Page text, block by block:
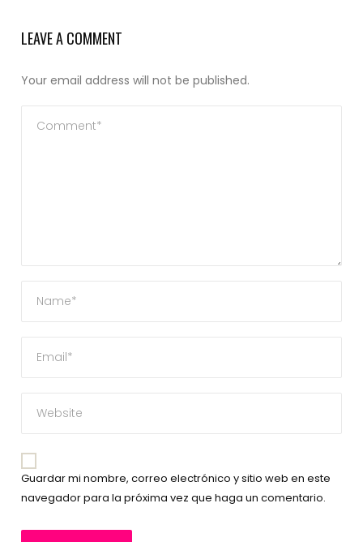
LEAVE A COMMENT
Your email address will not be published.
Guardar mi nombre, correo electrónico y sitio web en este
navegador para la próxima vez que haga un comentario.